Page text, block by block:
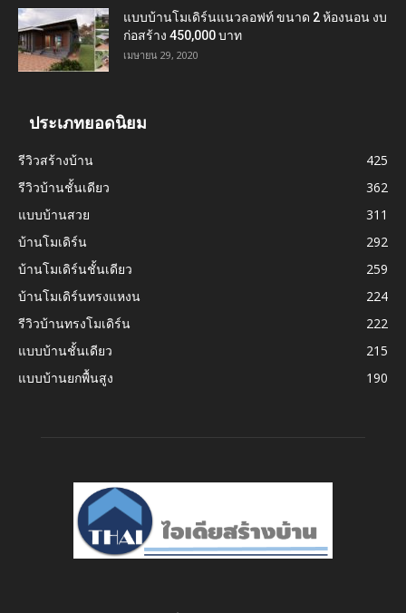
แบบบ้านโมเดิร์นแนวลอฟท์ ขนาด 2 ห้องนอน งบ
ก่อสร้าง 450,000 บาท
เมษายน 29, 2020
ประเภทยอดนิยม
รีวิวสร้างบ้าน
425
รีวิวบ้านชั้นเดียว
362
แบบบ้านสวย
311
บ้านโมเดิร์น
292
บ้านโมเดิร์นชั้นเดียว
259
บ้านโมเดิร์นทรงแหงน
224
รีวิวบ้านทรงโมเดิร์น
222
แบบบ้านชั้นเดียว
215
แบบบ้านยกพื้นสูง
190